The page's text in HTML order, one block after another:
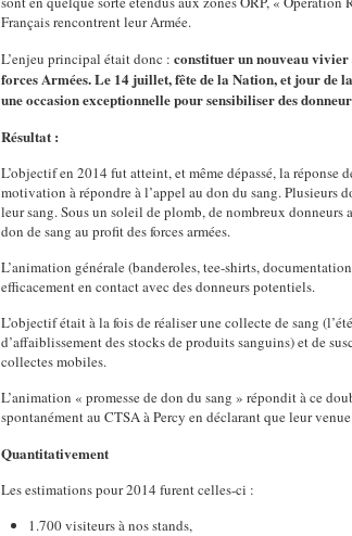
Français rencontrent leur Armée.
L’enjeu principal était donc : constituer un nouveau vivier
forces Armées. Le 14 juillet, fête de la Nation, et jour de
une occasion exceptionnelle pour sensibiliser des
Résultat :
L’objectif en 2014 fut atteint, et même dépassé, la
motivation à répondre à l’appel au don du sang. Plusieurs
leur sang. Sous un soleil de plomb, de nombreux
don de sang au profit des forces armées.
L’animation générale (banderoles, tee-shirts,
efficacement en contact avec des donneurs potentiels.
L’objectif était à la fois de réaliser une collecte de sang
d’affaiblissement des stocks de produits sanguins) et de
collectes mobiles.
L’animation « promesse de don du sang » répondit à ce
spontanément au CTSA à Percy en déclarant que leur
Quantitativement
Les estimations pour 2014 furent celles-ci :
1.700 visiteurs à nos stands,